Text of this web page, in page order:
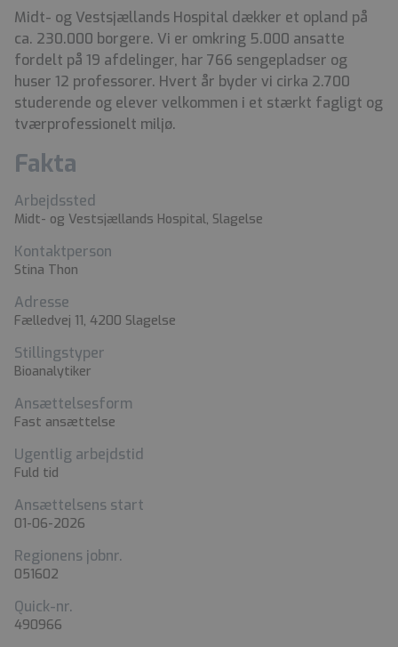
Midt- og Vestsjællands Hospital dækker et opland på
ca. 230.000 borgere. Vi er omkring 5.000 ansatte
fordelt på 19 afdelinger, har 766 sengepladser og
huser 12 professorer. Hvert år byder vi cirka 2.700
studerende og elever velkommen i et stærkt fagligt og
tværprofessionelt miljø.
Fakta
Arbejdssted
Midt- og Vestsjællands Hospital, Slagelse
Kontaktperson
Stina Thon
Adresse
Fælledvej 11, 4200 Slagelse
Stillingstyper
Bioanalytiker
Ansættelsesform
Fast ansættelse
Ugentlig arbejdstid
Fuld tid
Ansættelsens start
01-06-2026
Regionens jobnr.
051602
Quick-nr.
490966